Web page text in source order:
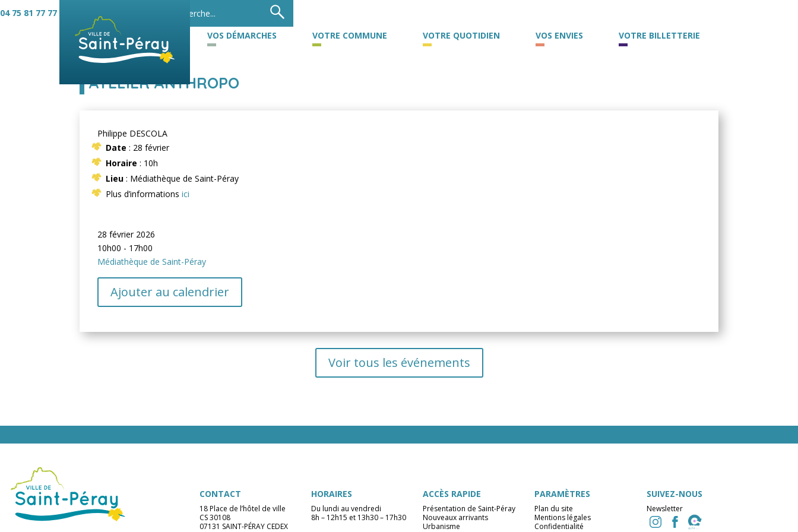
04 75 81 77 77
VOS DÉMARCHES VOTRE COMMUNE VOTRE QUOTIDIEN VOS ENVIES VOTRE BILLETTERIE
ATELIER ANTHROPO
Philippe DESCOLA
Date : 28 février
Horaire : 10h
Lieu: Médiathèque de Saint-Péray
Plus d’informationsici
28 février 2026
10h00 - 17h00
Médiathèque de Saint-Péray
Ajouter au calendrier
Voir tous les événements
CONTACT
18 Place de l’hôtel de ville
CS 30108
07131 SAINT-PÉRAY CEDEX
HORAIRES
Du lundi au vendredi
8h – 12h15 et 13h30 – 17h30
ACCÈS RAPIDE
Présentation de Saint-Péray
Nouveaux arrivants
Urbanisme
PARAMÈTRES
Plan du site
Mentions légales
Confidentialité
SUIVEZ-NOUS
Newsletter